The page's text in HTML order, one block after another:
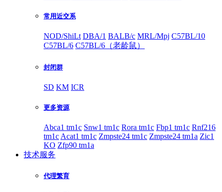
常用近交系
NOD/ShiLt DBA/1 BALB/c MRL/Mpj C57BL/10
C57BL/6 C57BL/6（老龄鼠）
封闭群
SD KM ICR
更多资源
Abca1 tm1c Snw1 tm1c Rora tm1c Fbp1 tm1c Rnf216
tm1c Acat1 tm1c Zmpste24 tm1c Zmpste24 tm1a Zic1
KO Zfp90 tm1a
技术服务
代理繁育